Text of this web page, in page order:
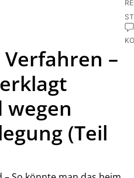
–
wegen
(Teil